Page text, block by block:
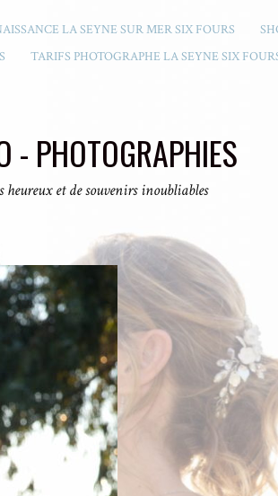
LA SEYNE SUR MER SIX FOURS
TARIFS PHOTOGRAPHE LA SEYNE SIX
- PHOTOGRAPHIES
et de souvenirs inoubliables